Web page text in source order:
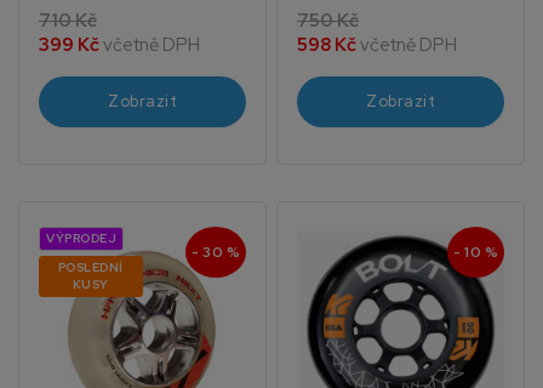
710 Kč
399 Kčvčetně DPH
Zobrazit
750 Kč
598 Kčvčetně DPH
Zobrazit
VÝPRODEJ
POSLEDNÍ
KUSY
- 30 % - 10 %